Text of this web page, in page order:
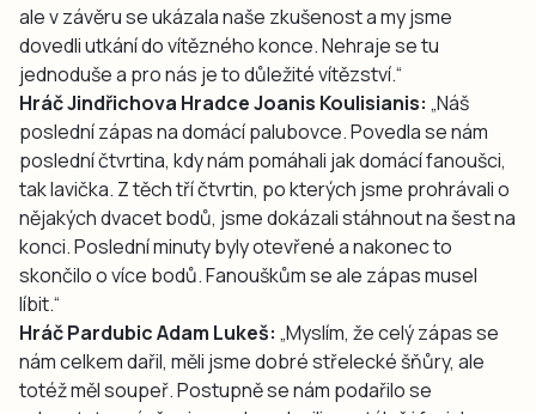
ale v závěru se ukázala naše zkušenost a my jsme
dovedli utkání do vítězného konce. Nehraje se tu
jednoduše a pro nás je to důležité vítězství.“
Hráč Jindřichova Hradce Joanis Koulisianis: „Náš
poslední zápas na domácí palubovce. Povedla se nám
poslední čtvrtina, kdy nám pomáhali jak domácí fanoušci,
tak lavička. Z těch tří čtvrtin, po kterých jsme prohrávali o
nějakých dvacet bodů, jsme dokázali stáhnout na šest na
konci. Poslední minuty byly otevřené a nakonec to
skončilo o více bodů. Fanouškům se ale zápas musel
líbit.“
Hráč Pardubic Adam Lukeš: „Myslím, že celý zápas se
nám celkem dařil, měli jsme dobré střelecké šňůry, ale
totéž měl soupeř. Postupně se nám podařilo se